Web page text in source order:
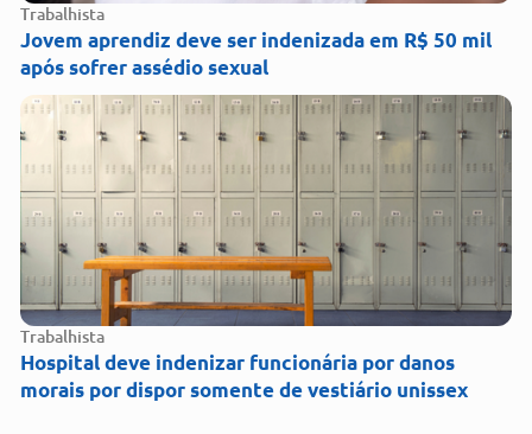
Trabalhista
Jovem aprendiz deve ser indenizada em R$ 50 mil
após sofrer assédio sexual
Trabalhista
Hospital deve indenizar funcionária por danos
morais por dispor somente de vestiário unissex